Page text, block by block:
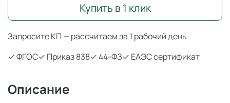
Запросите КП — рассчитаем за 1 рабочий день
✓ ФГОС✓ Приказ 838✓ 44-ФЗ✓ ЕАЭС сертификат
Купить в 1 клик
Описание